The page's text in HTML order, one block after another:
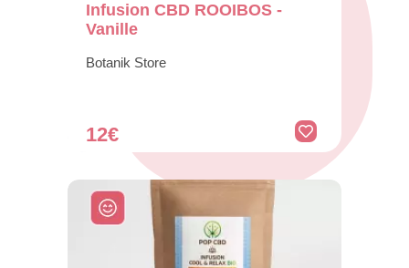
Infusion CBD ROOIBOS -
Vanille
Botanik Store
12€